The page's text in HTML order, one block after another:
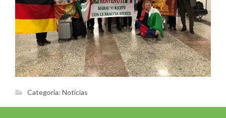
Categoria: Notícias